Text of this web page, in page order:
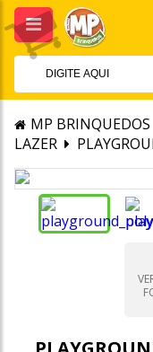
MP BRINQUEDOS
LAZER